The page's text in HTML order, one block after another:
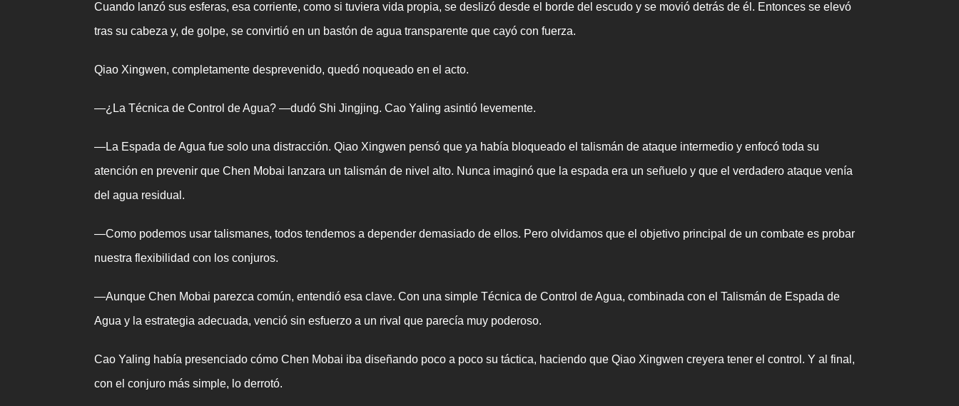
Cuando lanzó sus esferas, esa corriente, como si tuviera vida propia, se deslizó desde el borde del escudo y se movió detrás de él. Entonces se elevó
tras su cabeza y, de golpe, se convirtió en un bastón de agua transparente que cayó con fuerza.
Qiao Xingwen, completamente desprevenido, quedó noqueado en el acto.
—¿La Técnica de Control de Agua? —dudó Shi Jingjing. Cao Yaling asintió levemente.
—La Espada de Agua fue solo una distracción. Qiao Xingwen pensó que ya había bloqueado el talismán de ataque intermedio y enfocó toda su
atención en prevenir que Chen Mobai lanzara un talismán de nivel alto. Nunca imaginó que la espada era un señuelo y que el verdadero ataque venía
del agua residual.
—Como podemos usar talismanes, todos tendemos a depender demasiado de ellos. Pero olvidamos que el objetivo principal de un combate es probar
nuestra flexibilidad con los conjuros.
—Aunque Chen Mobai parezca común, entendió esa clave. Con una simple Técnica de Control de Agua, combinada con el Talismán de Espada de
Agua y la estrategia adecuada, venció sin esfuerzo a un rival que parecía muy poderoso.
Cao Yaling había presenciado cómo Chen Mobai iba diseñando poco a poco su táctica, haciendo que Qiao Xingwen creyera tener el control. Y al final,
con el conjuro más simple, lo derrotó.